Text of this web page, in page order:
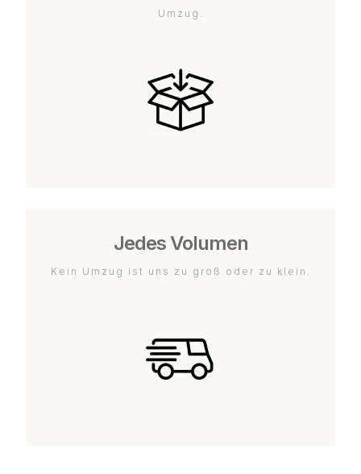
Umzug.
Jedes Volumen
Kein Umzug ist uns zu groß oder zu klein.